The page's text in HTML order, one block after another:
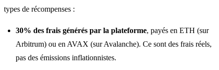
types de récompenses :
30% des frais générés par la plateforme, payés en ETH (sur
Arbitrum) ou en AVAX (sur Avalanche). Ce sont des frais réels,
pas des émissions inflationnistes.